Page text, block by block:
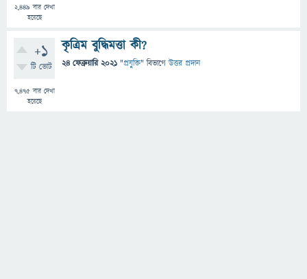
2,449 বার দেখা
হয়েছে
+1
টি ভোট
7,475বার দেখা
হয়েছে
কৃত্রিম বুদ্ধিমত্তা কী?
24 ফেব্রুয়ারি 2021 "প্রযুক্তি" বিভাগে উত্তর প্রদান